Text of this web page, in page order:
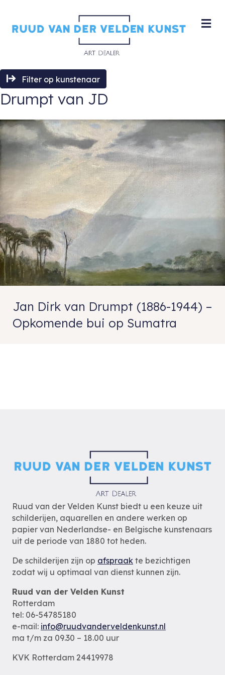
Filter op kunstenaar
Drumpt van JD
Jan Dirk van Drumpt (1886-1944) –
Opkomende bui op Sumatra
Ruud van der Velden Kunst biedt u een keuze uit
schilderijen, aquarellen en andere werken op
papier van Nederlandse- en Belgische kunstenaars
uit de periode van 1880 tot heden.
De schilderijen zijn op afspraak te bezichtigen
zodat wij u optimaal van dienst kunnen zijn.
Ruud van der Velden Kunst
Rotterdam
tel: 06-54785180
e-mail: info@ruudvanderveldenkunst.nl
ma t/m za 09.30 – 18.00 uur
KVK Rotterdam 24419978